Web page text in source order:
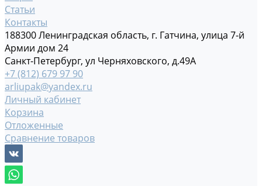
Статьи
Контакты
188300 Ленинградская область, г. Гатчина, улица 7-й
Армии дом 24
Санкт-Петербург, ул Черняховского, д.49А
+7 (812) 679 97 90
arliupak@yandex.ru
Личный кабинет
Корзина
Отложенные
Сравнение товаров